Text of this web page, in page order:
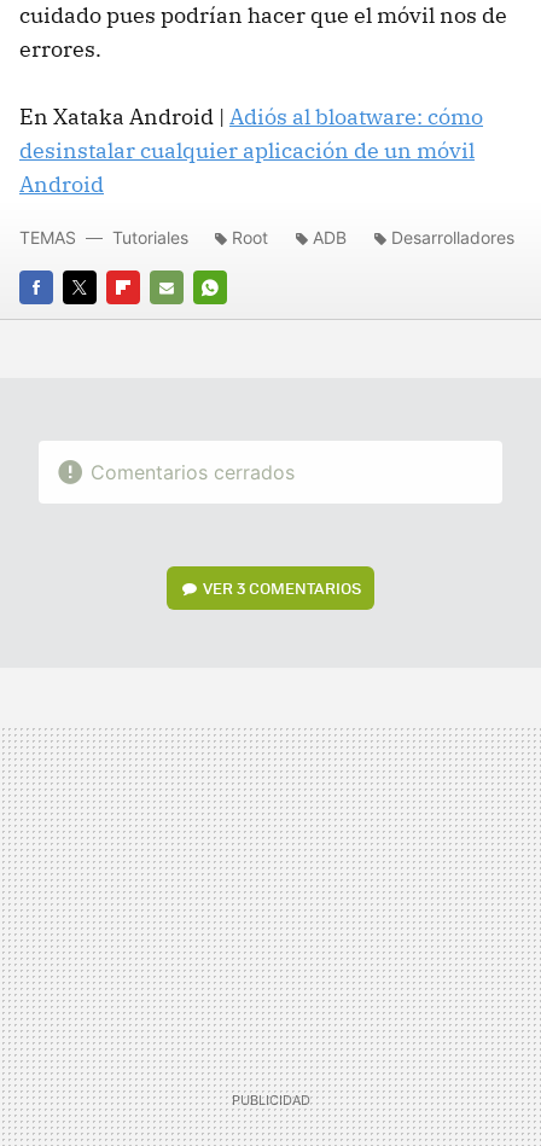
cuidado pues podrían hacer que el móvil nos de
errores.
En Xataka Android | Adiós al bloatware: cómo
desinstalar cualquier aplicación de un móvil
Android
FACEBOOK
TWITTERFLIPBOARD
E-
WHATSAPP
TEMAS Tutoriales Root ADB Desarrolladores
Comentarios cerrados
VER3 COMENTARIOS